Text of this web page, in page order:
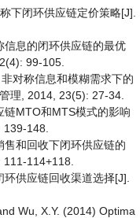
下闭环供应链定价策略[J].
信息的闭环供应链的最优
99-105.
对称信息和模糊需求下的
理, 2014, 23(5): 27-34.
链MTO和MTS模式的影响
148.
售和回收下闭环供应链的
114+118.
供应链回收渠道选择[J].
Wu, X.Y. (2014) Optima